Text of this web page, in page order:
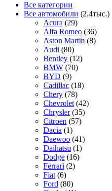
Все категории
Все автомобили (2.4тыс.)
Acura (29)
Alfa Romeo (36)
Aston Martin (8)
Audi (80)
Bentley (12)
BMW (70)
BYD (9)
Cadillac (18)
Chery (78)
Chevrolet (42)
Chrysler (35)
Citroen (57)
Dacia (1)
Daewoo (41)
Daihatsu (1)
Dodge (16)
Ferrari (2)
Fiat (6)
Ford (80)